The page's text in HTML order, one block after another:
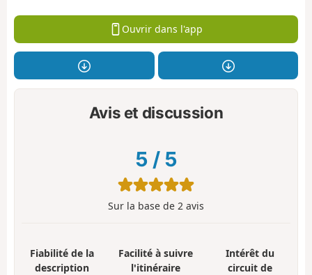
Ouvrir dans l'app
Avis et discussion
5 / 5
Sur la base de 2 avis
Fiabilité de la
description
Facilité à suivre
l'itinéraire
Intérêt du
circuit de